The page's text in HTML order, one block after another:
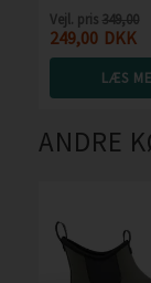
Vejl. pris 349,00
249,00 DKK
LÆS
ANDRE